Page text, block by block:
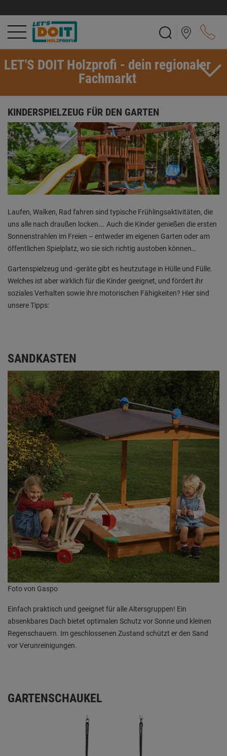
LET'S DOIT Holzprofi - dein regionaler
Fachmarkt
KINDERSPIELZEUG FÜR DEN GARTEN
Laufen, Walken, Rad fahren sind typische Frühlingsaktivitäten, die
uns alle nach draußen locken…. Auch die Kinder genießen die ersten
Sonnenstrahlen im Freien – entweder im eigenen Garten oder am
öffentlichen Spielplatz, wo sie sich richtig austoben können…
Gartenspielzeug und -geräte gibt es heutzutage in Hülle und Fülle.
Welches ist aber wirklich für die Kinder geeignet, und fördert ihr
soziales Verhalten sowie ihre motorischen Fähigkeiten? Hier sind
unsere Tipps:
SANDKASTEN
Foto von Gaspo
Einfach praktisch und geeignet für alle Altersgruppen! Ein
absenkbares Dach bietet optimalen Schutz vor Sonne und kleinen
Regenschauern. Im geschlossenen Zustand schützt er den Sand
vor Verunreinigungen.
GARTENSCHAUKEL